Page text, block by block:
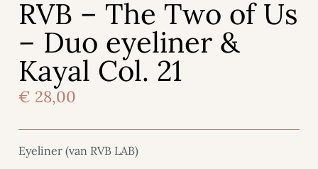
RVB – The Two of Us
– Duo eyeliner &
Kayal Col. 21
€ 28,00
Eyeliner (van RVB LAB)